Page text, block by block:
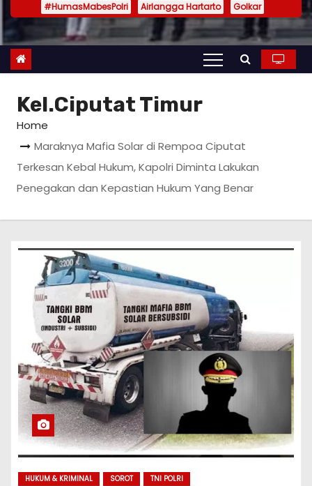
#HumasMabesPolri
Airlangga Hartarto Golkar
Kel.Ciputat Timur
Home
Maraknya Mafia Solar di Rempoa Ciputat
Terkesan Kebal Hukum, Kapolri Diminta Lakukan
Penegakan dan Kepastian Hukum Yang Benar
HUKUM & KRIMINAL SOROT TNI POLRI